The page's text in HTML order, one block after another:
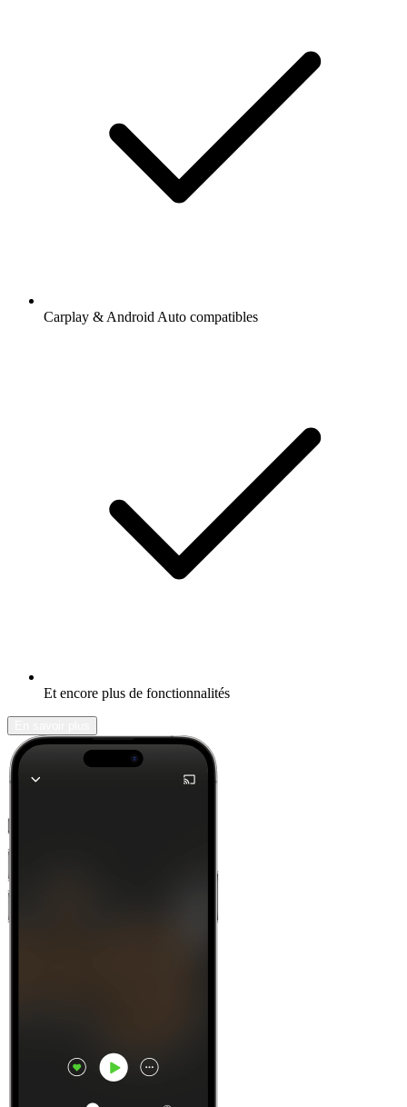
Carplay & Android Auto compatibles
Et encore plus de fonctionnalités